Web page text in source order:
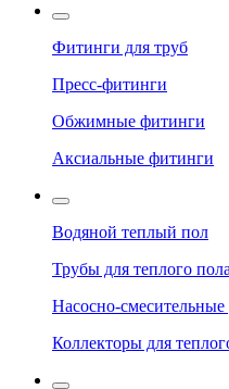
Фитинги для труб
Пресс-фитинги
Обжимные фитинги
Аксиальные фитинги
Водяной теплый пол
Трубы для теплого пола
Насосно-смесительные
Коллекторы для